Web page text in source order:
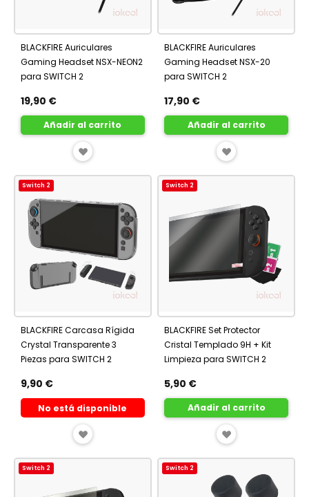
BLACKFIRE Auriculares
Gaming Headset NSX-NEON2
para SWITCH 2
19,90 €
Añadir al carrito
AÑADIR
BLACKFIRE Auriculares
Gaming Headset NSX-20
para SWITCH 2
17,90 €
Añadir al carrito
AÑADIR
Switch 2
BLACKFIRE Carcasa Rígida
Crystal Transparente 3
Piezas para SWITCH 2
9,90 €
No está disponible
AÑADIR
Switch 2
BLACKFIRE Set Protector
Cristal Templado 9H + Kit
Limpieza para SWITCH 2
5,90 €
Añadir al carrito
AÑADIR
FAVORITOS
Switch 2 Switch 2